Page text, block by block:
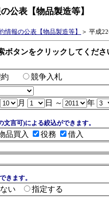
公表【物品製造等】
情報の公表【物品製造等】 ＞ 平成
ボタンをクリックしてくださ
約
競争入札
月 日 ～ 年
言可)による絞込ができます。
品買入 役務
借入
きます。
い 指定する